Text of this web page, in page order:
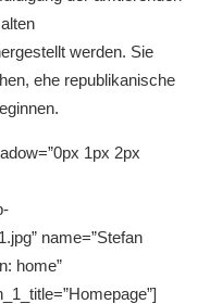
werden. Sie
ehe republikanische
1px 2px
name=”Stefan
home”